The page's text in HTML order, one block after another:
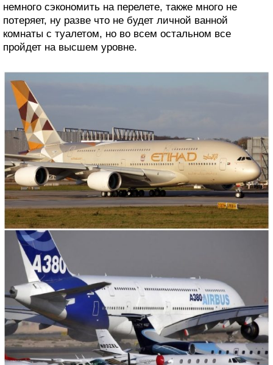
немного сэкономить на перелете, также много не
потеряет, ну разве что не будет личной ванной
комнаты с туалетом, но во всем остальном все
пройдет на высшем уровне.